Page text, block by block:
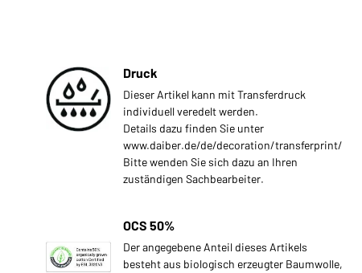
Druck
Dieser Artikel kann mit Transferdruck
individuell veredelt werden.
Details dazu finden Sie unter
www.daiber.de/de/decoration/transferprint/
Bitte wenden Sie sich dazu an Ihren
zuständigen Sachbearbeiter.
OCS 50%
Der angegebene Anteil dieses Artikels
besteht aus biologisch erzeugter Baumwolle,